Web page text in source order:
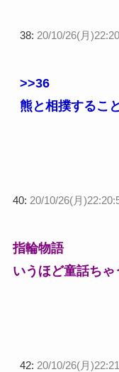
38: 20/10/26(月
>>36
熊と相撲するこ
40: 20/10/26(月
指輪物語
いうほど童話ちゃ
42: 20/10/26(月